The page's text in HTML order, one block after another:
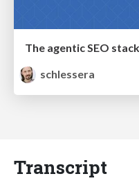
The agentic SEO
schlessera
Transcript